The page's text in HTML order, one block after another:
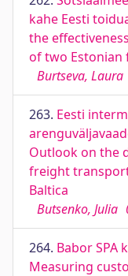
kahe Eesti
the
of two Estonian
Burtseva, Laura
263. Eesti
Outlook on the
freight
Baltica
Butsenko, Julia
264. Babor SPA
Measuring